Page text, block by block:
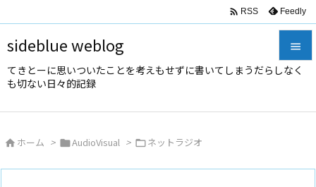
sideblue weblog
てきとーに思いついたことを考えもせずに書いてしまうだらしなく
も切ない日々的記録



 RSS Feedly
 ホーム > AudioVisual > ネットラジオ